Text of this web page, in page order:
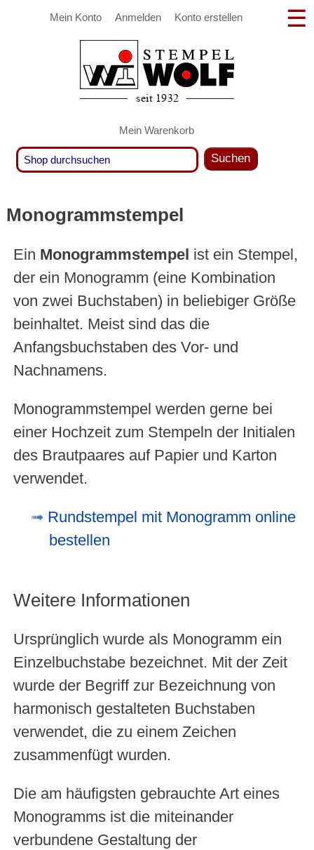
Mein Konto Anmelden Konto erstellen
Mein Warenkorb
Suchen
Monogrammstempel
Ein Monogrammstempel ist ein Stempel,
der ein Monogramm (eine Kombination
von zwei Buchstaben) in beliebiger Größe
beinhaltet. Meist sind das die
Anfangsbuchstaben des Vor- und
Nachnamens.
Monogrammstempel werden gerne bei
einer Hochzeit zum Stempeln der Initialen
des Brautpaares auf Papier und Karton
verwendet.
Rundstempel mit Monogramm online
bestellen
Weitere Informationen
Ursprünglich wurde als Monogramm ein
Einzelbuchstabe bezeichnet. Mit der Zeit
wurde der Begriff zur Bezeichnung von
harmonisch gestalteten Buchstaben
verwendet, die zu einem Zeichen
zusammenfügt wurden.
Die am häufigsten gebrauchte Art eines
Monogramms ist die miteinander
verbundene Gestaltung der